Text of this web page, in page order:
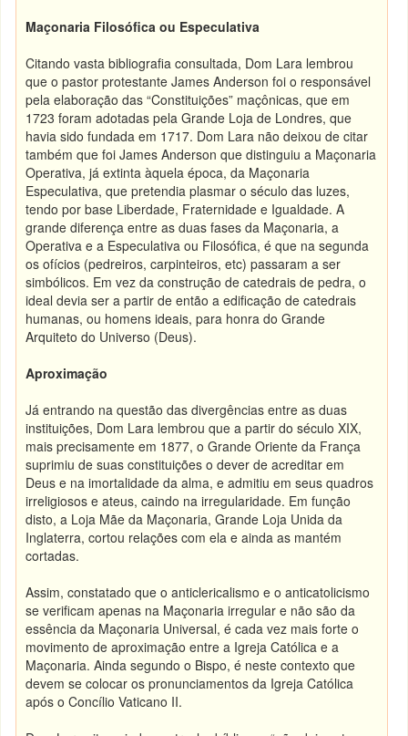
Maçonaria Filosófica ou Especulativa
Citando vasta bibliografia consultada, Dom Lara lembrou
que o pastor protestante James Anderson foi o responsável
pela elaboração das “Constituições” maçônicas, que em
1723 foram adotadas pela Grande Loja de Londres, que
havia sido fundada em 1717. Dom Lara não deixou de citar
também que foi James Anderson que distinguiu a Maçonaria
Operativa, já extinta àquela época, da Maçonaria
Especulativa, que pretendia plasmar o século das luzes,
tendo por base Liberdade, Fraternidade e Igualdade. A
grande diferença entre as duas fases da Maçonaria, a
Operativa e a Especulativa ou Filosófica, é que na segunda
os ofícios (pedreiros, carpinteiros, etc) passaram a ser
simbólicos. Em vez da construção de catedrais de pedra, o
ideal devia ser a partir de então a edificação de catedrais
humanas, ou homens ideais, para honra do Grande
Arquiteto do Universo (Deus).
Aproximação
Já entrando na questão das divergências entre as duas
instituições, Dom Lara lembrou que a partir do século XIX,
mais precisamente em 1877, o Grande Oriente da França
suprimiu de suas constituições o dever de acreditar em
Deus e na imortalidade da alma, e admitiu em seus quadros
irreligiosos e ateus, caindo na irregularidade. Em função
disto, a Loja Mãe da Maçonaria, Grande Loja Unida da
Inglaterra, cortou relações com ela e ainda as mantém
cortadas.
Assim, constatado que o anticlericalismo e o anticatolicismo
se verificam apenas na Maçonaria irregular e não são da
essência da Maçonaria Universal, é cada vez mais forte o
movimento de aproximação entre a Igreja Católica e a
Maçonaria. Ainda segundo o Bispo, é neste contexto que
devem se colocar os pronunciamentos da Igreja Católica
após o Concílio Vaticano II.